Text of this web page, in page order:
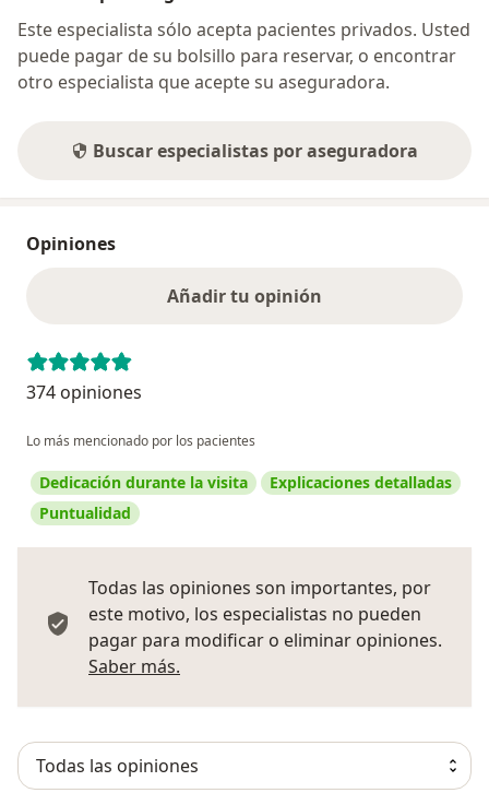
Este especialista sólo acepta pacientes privados. Usted
puede pagar de su bolsillo para reservar, o encontrar
otro especialista que acepte su aseguradora.
Buscar especialistas por aseguradora
Opiniones
Añadir tu opinión
374 opiniones
Lo más mencionado por los pacientes
Dedicación durante la visita
Explicaciones detalladas
Puntualidad
Todas las opiniones son importantes, por
este motivo, los especialistas no pueden
pagar para modificar o eliminar opiniones.
Saber más.